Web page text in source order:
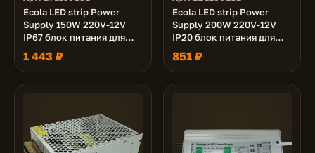
Ecola LED strip Power
Supply 150W 220V-12V
IP67 блок питания для
светодиодной ленты
1 443 ₽
Ecola LED strip Power
Supply 200W 220V-12V
IP20 блок питания для
светодиодной ленты
851 ₽